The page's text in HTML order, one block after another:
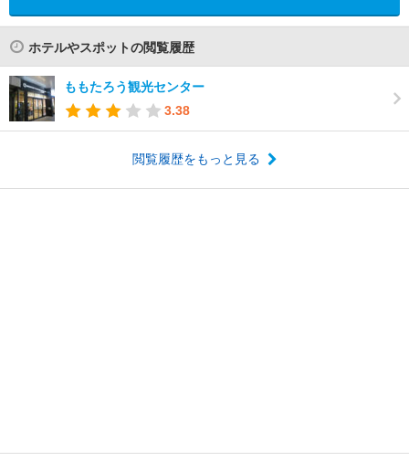
ホテルやスポットの閲覧履歴
ももたろう観光センター
3.38
閲覧履歴をもっと見る